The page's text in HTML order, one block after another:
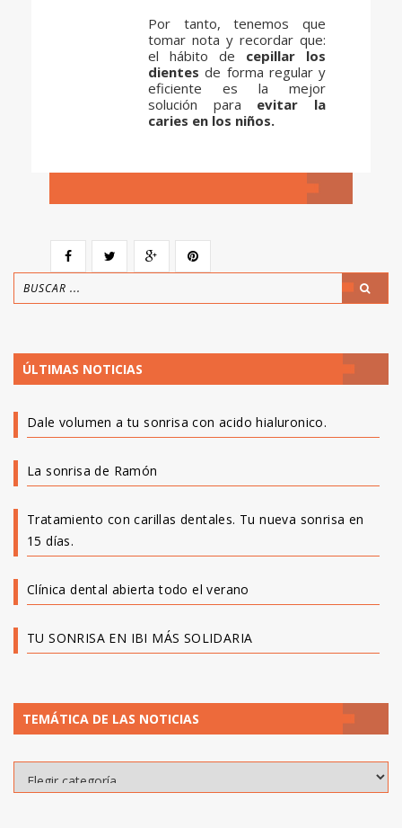
Por tanto, tenemos que
tomar nota y recordar que:
el hábito de cepillar los
dientes de forma regular y
eficiente es la mejor
solución para evitar la
caries en los niños.
ÚLTIMAS NOTICIAS
Dale volumen a tu sonrisa con acido hialuronico.
La sonrisa de Ramón
Tratamiento con carillas dentales. Tu nueva sonrisa en
15 días.
Clínica dental abierta todo el verano
TU SONRISA EN IBI MÁS SOLIDARIA
TEMÁTICA DE LAS NOTICIAS
Temática
de